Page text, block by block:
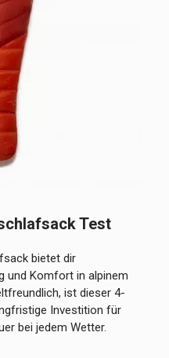
Test
bietet dir
und Komfort in alpinem
ist dieser 4-
Investition für
bei jedem Wetter.